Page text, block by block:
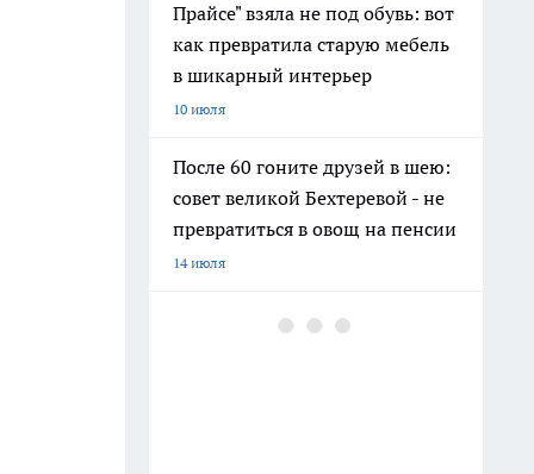
Прайсе" взяла не под обувь: вот
как превратила старую мебель
в шикарный интерьер
10 июля
После 60 гоните друзей в шею:
совет великой Бехтеревой - не
превратиться в овощ на пенсии
14 июля
Гигант с нежной душой: как